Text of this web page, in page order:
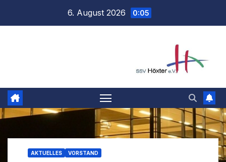
6. August 2026 0:05
AKTUELLES VORSTAND